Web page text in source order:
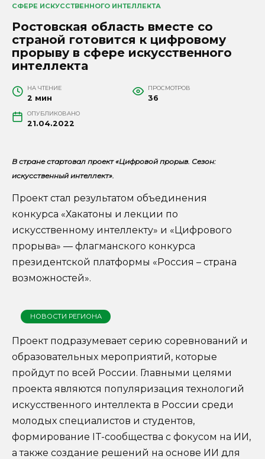
СФЕРЕ ИСКУССТВЕННОГО ИНТЕЛЛЕКТА
Ростовская область вместе со
страной готовится к цифровому
прорыву в сфере искусственного
интеллекта
НА ЧТЕНИЕ
2 мин
ПРОСМОТРОВ
36
ОПУБЛИКОВАНО
21.04.2022
В стране стартовал проект «Цифровой прорыв. Сезон:
искусственный интеллект».
Проект стал результатом объединения
конкурса «Хакатоны и лекции по
искусственному интеллекту» и «Цифрового
прорыва» — флагманского конкурса
президентской платформы «Россия – страна
возможностей».
НОВОСТИ РЕГИОНА
Проект подразумевает серию соревнований и
образовательных мероприятий, которые
пройдут по всей России. Главными целями
проекта являются популяризация технологий
искусственного интеллекта в России среди
молодых специалистов и студентов,
формирование IT-сообщества с фокусом на ИИ,
а также создание решений на основе ИИ для